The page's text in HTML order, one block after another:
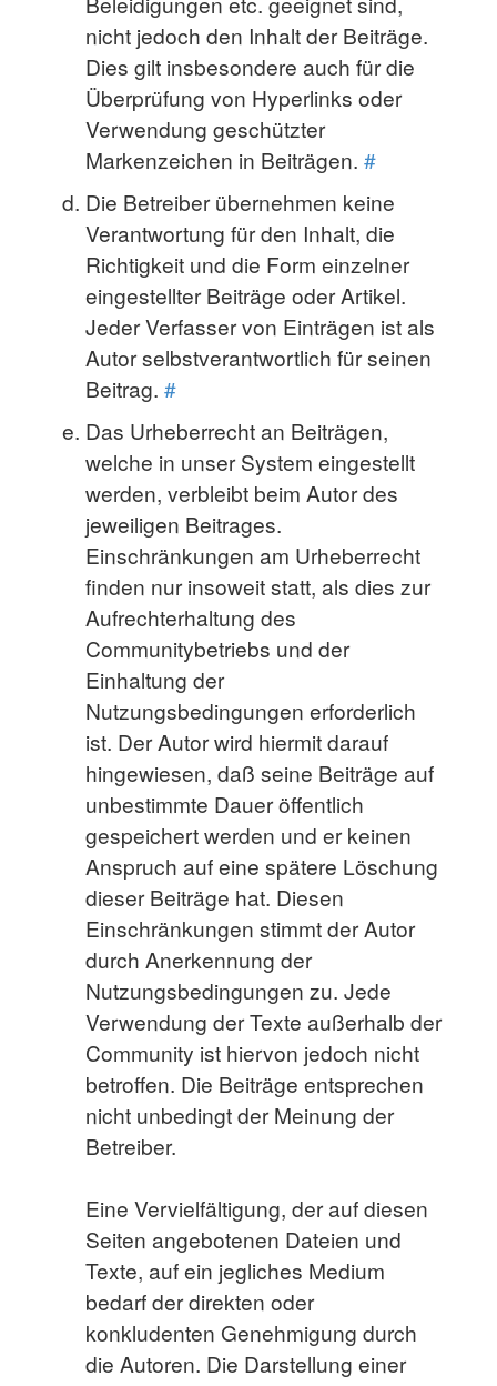
nicht jedoch den Inhalt der Beiträge.
Dies gilt insbesondere auch für die
Überprüfung von Hyperlinks oder
Verwendung geschützter
Markenzeichen in Beiträgen. #
Die Betreiber übernehmen keine
Verantwortung für den Inhalt, die
Richtigkeit und die Form einzelner
eingestellter Beiträge oder Artikel.
Jeder Verfasser von Einträgen ist als
Autor selbstverantwortlich für seinen
Beitrag. #
Das Urheberrecht an Beiträgen,
welche in unser System eingestellt
werden, verbleibt beim Autor des
jeweiligen Beitrages.
Einschränkungen am Urheberrecht
finden nur insoweit statt, als dies zur
Aufrechterhaltung des
Communitybetriebs und der
Einhaltung der
Nutzungsbedingungen erforderlich
ist. Der Autor wird hiermit darauf
hingewiesen, daß seine Beiträge auf
unbestimmte Dauer öffentlich
gespeichert werden und er keinen
Anspruch auf eine spätere Löschung
dieser Beiträge hat. Diesen
Einschränkungen stimmt der Autor
durch Anerkennung der
Nutzungsbedingungen zu. Jede
Verwendung der Texte außerhalb der
Community ist hiervon jedoch nicht
betroffen. Die Beiträge entsprechen
nicht unbedingt der Meinung der
Betreiber.
Eine Vervielfältigung, der auf diesen
Seiten angebotenen Dateien und
Texte, auf ein jegliches Medium
bedarf der direkten oder
konkludenten Genehmigung durch
die Autoren. Die Darstellung einer